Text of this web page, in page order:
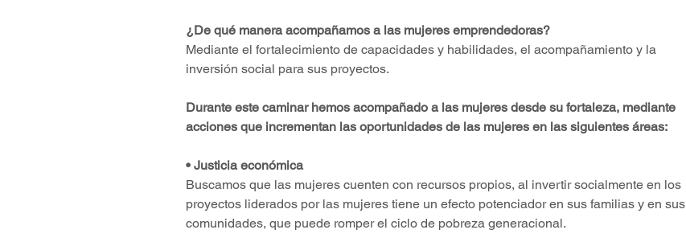
¿De qué manera acompañamos a las mujeres emprendedoras?
Mediante el fortalecimiento de capacidades y habilidades, el acompañamiento y la
inversión social para sus proyectos.
Durante este caminar hemos acompañado a las mujeres desde su fortaleza, mediante
acciones que incrementan las oportunidades de las mujeres en las siguientes áreas:
• Justicia económica
Buscamos que las mujeres cuenten con recursos propios, al invertir socialmente en los
proyectos liderados por las mujeres tiene un efecto potenciador en sus familias y en sus
comunidades, que puede romper el ciclo de pobreza generacional.